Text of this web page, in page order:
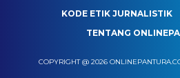
KODE ETIK JURNALISTIK
TENTANG
COPYRIGHT @ 2026